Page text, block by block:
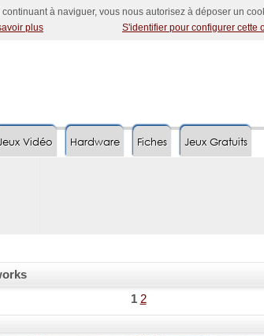
à naviguer, vous nous autorisez à déposer un
plus
S'identifier pour configurer cette
Vidéo Hardware Fiches Jeux Gratuits
1 2